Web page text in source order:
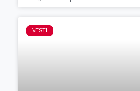
VESTI